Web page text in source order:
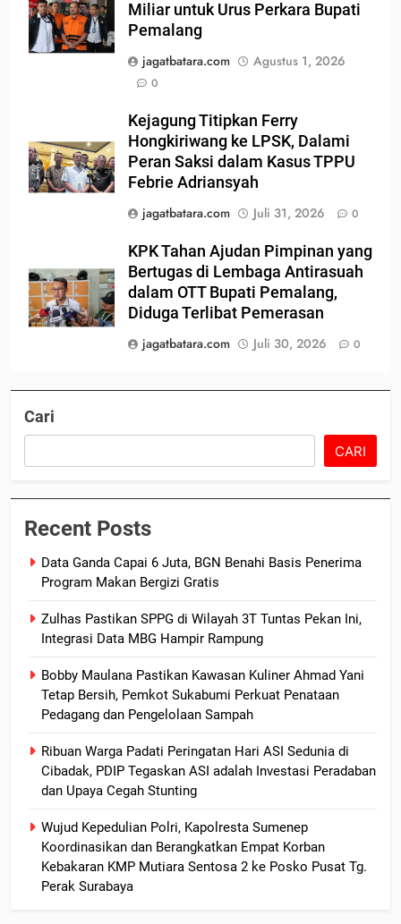
Miliar untuk Urus Perkara Bupati
Pemalang
jagatbatara.com
Agustus 1, 2026
0
Kejagung Titipkan Ferry
Hongkiriwang ke LPSK, Dalami
Peran Saksi dalam Kasus TPPU
Febrie Adriansyah
jagatbatara.com
Juli 31, 2026 0
KPK Tahan Ajudan Pimpinan yang
Bertugas di Lembaga Antirasuah
dalam OTT Bupati Pemalang,
Diduga Terlibat Pemerasan
jagatbatara.com
Juli 30, 2026 0
Cari
CARI
Recent Posts
Data Ganda Capai 6 Juta, BGN Benahi Basis Penerima
Program Makan Bergizi Gratis
Zulhas Pastikan SPPG di Wilayah 3T Tuntas Pekan Ini,
Integrasi Data MBG Hampir Rampung
Bobby Maulana Pastikan Kawasan Kuliner Ahmad Yani
Tetap Bersih, Pemkot Sukabumi Perkuat Penataan
Pedagang dan Pengelolaan Sampah
Ribuan Warga Padati Peringatan Hari ASI Sedunia di
Cibadak, PDIP Tegaskan ASI adalah Investasi Peradaban
dan Upaya Cegah Stunting
Wujud Kepedulian Polri, Kapolresta Sumenep
Koordinasikan dan Berangkatkan Empat Korban
Kebakaran KMP Mutiara Sentosa 2 ke Posko Pusat Tg.
Perak Surabaya